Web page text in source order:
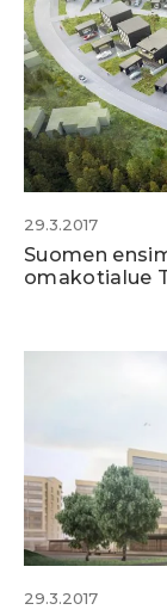
29.3.2017
Suomen
omakotialue
29.3.2017